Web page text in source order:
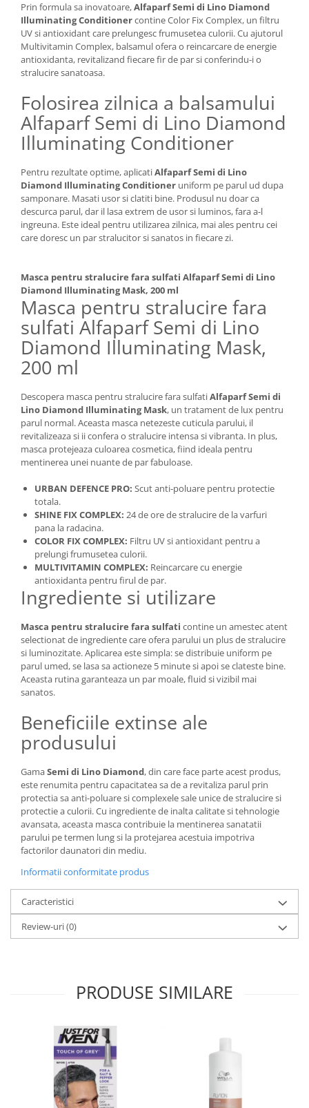
Prin formula sa inovatoare,Alfaparf Semi di Lino Diamond
Illuminating Conditionercontine Color Fix Complex, un filtru
UV si antioxidant care prelungesc frumusetea culorii. Cu ajutorul
Multivitamin Complex, balsamul ofera o reincarcare de energie
antioxidanta, revitalizand fiecare fir de par si conferindu-i o
stralucire sanatoasa.
Folosirea zilnica a balsamului
Alfaparf Semi di Lino Diamond
Illuminating Conditioner
Pentru rezultate optime, aplicatiAlfaparf Semi di Lino
Diamond Illuminating Conditioner uniform pe parul ud dupa
samponare. Masati usor si clatiti bine. Produsul nu doar ca
descurca parul, dar il lasa extrem de usor si luminos, fara a-l
ingreuna. Este ideal pentru utilizarea zilnica, mai ales pentru cei
care doresc un par stralucitor si sanatos in fiecare zi.
Masca pentru stralucire fara sulfati Alfaparf Semi di Lino
Diamond Illuminating Mask, 200 ml
Masca pentru stralucire fara
sulfati Alfaparf Semi di Lino
Diamond Illuminating Mask,
200 ml
Descopera masca pentru stralucire fara sulfatiAlfaparf Semi di
Lino Diamond Illuminating Mask, un tratament de lux pentru
parul normal. Aceasta masca netezeste cuticula parului, il
revitalizeaza si ii confera o stralucire intensa si vibranta. In plus,
masca protejeaza culoarea cosmetica, fiind ideala pentru
mentinerea unei nuante de par fabuloase.
URBAN DEFENCE PRO: Scut anti-poluare pentru protectie
totala.
SHINE FIX COMPLEX: 24 de ore de stralucire de la varfuri
pana la radacina.
COLOR FIX COMPLEX: Filtru UV si antioxidant pentru a
prelungi frumusetea culorii.
MULTIVITAMIN COMPLEX: Reincarcare cu energie
antioxidanta pentru firul de par.
Ingrediente si utilizare
Masca pentru stralucire fara sulfati contine un amestec atent
selectionat de ingrediente care ofera parului un plus de stralucire
si luminozitate. Aplicarea este simpla: se distribuie uniform pe
parul umed, se lasa sa actioneze 5 minute si apoi se clateste bine.
Aceasta rutina garanteaza un par moale, fluid si vizibil mai
sanatos.
Beneficiile extinse ale
produsului
GamaSemi di Lino Diamond, din care face parte acest produs,
este renumita pentru capacitatea sa de a revitaliza parul prin
protectia sa anti-poluare si complexele sale unice de stralucire si
protectie a culorii. Cu ingrediente de inalta calitate si tehnologie
avansata, aceasta masca contribuie la mentinerea sanatatii
parului pe termen lung si la protejarea acestuia impotriva
factorilor daunatori din mediu.
Informatii conformitate produs
Caracteristici
Review-uri(0)
PRODUSE SIMILARE